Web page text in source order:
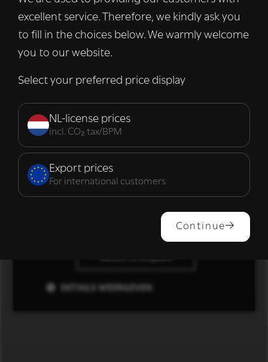
excellent service. Therefore, we kindly ask you
to fill in the choices below. We warmly welcome
you to our website.
Select your preferred price display
NL-license prices
incl. CO₂ tax/BPM
Export prices
For international customers
Continue
informatie over uw gebruik van onze site
met onze advertentie- en analysepartners,
die deze kunnen combineren met andere
informatie die u aan hen heeft verstrekt of
van hun diensten. Lees verder
Strikt
noodzakelijk
Prestatie Targeting
ALLES ACCEPTEREN
DETAILS WEERGEVEN